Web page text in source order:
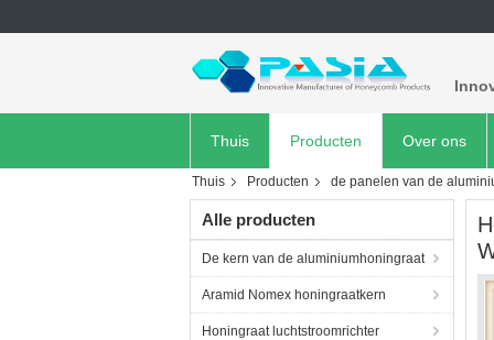
Thuis Producten Over ons
Thuis Producten de panelen van de
Alle producten
De kern van de aluminiumhoningraat
Aramid Nomex honingraatkern
Honingraat luchtstroomrichter